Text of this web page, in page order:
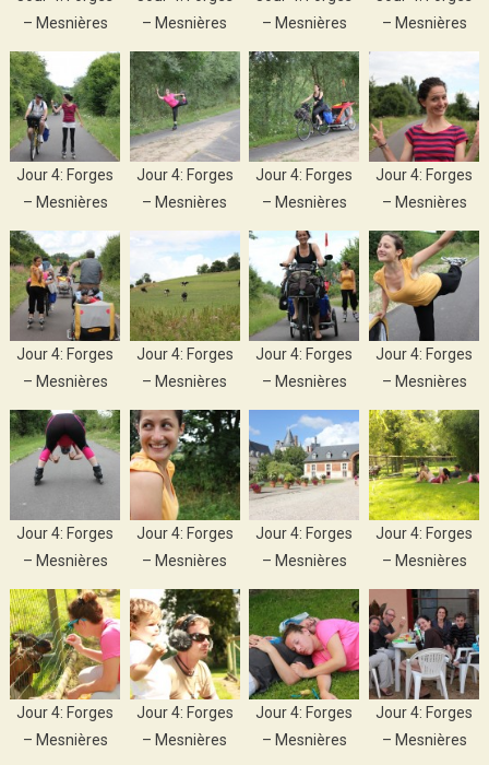
– Mesnières
– Mesnières
– Mesnières
– Mesnières
Jour 4: Forges
– Mesnières
Jour 4: Forges
– Mesnières
Jour 4: Forges
– Mesnières
Jour 4: Forges
– Mesnières
Jour 4: Forges
– Mesnières
Jour 4: Forges
– Mesnières
Jour 4: Forges
– Mesnières
Jour 4: Forges
– Mesnières
Jour 4: Forges
– Mesnières
Jour 4: Forges
– Mesnières
Jour 4: Forges
– Mesnières
Jour 4: Forges
– Mesnières
Jour 4: Forges
– Mesnières
Jour 4: Forges
– Mesnières
Jour 4: Forges
– Mesnières
Jour 4: Forges
– Mesnières